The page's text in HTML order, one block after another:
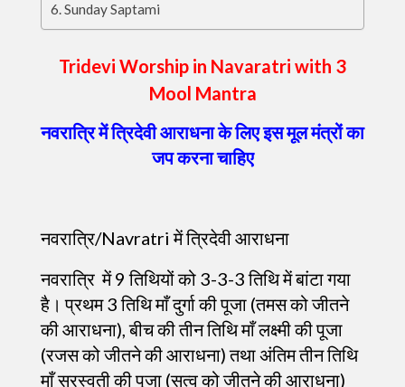
Sunday Saptami
Tridevi Worship in Navaratri with 3
Mool Mantra
नवरात्रि में त्रिदेवी आराधना के लिए इस मूल मंत्रों का
जप करना चाहिए
नवरात्रि/Navratri में त्रिदेवी आराधना
नवरात्रि में 9 तिथियों को 3-3-3 तिथि में बांटा गया
है। प्रथम 3 तिथि माँ दुर्गा की पूजा (तमस को जीतने
की आराधना), बीच की तीन तिथि माँ लक्ष्मी की पूजा
(रजस को जीतने की आराधना) तथा अंतिम तीन तिथि
माँ सरस्वती की पूजा (सत्व को जीतने की आराधना)